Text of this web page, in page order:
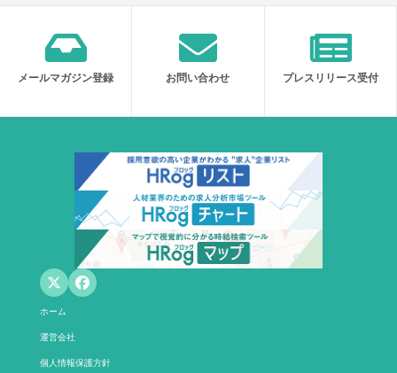
メールマガジン登録 お問い合わせ プレスリリース受付
ホーム
運営会社
個人情報保護方針